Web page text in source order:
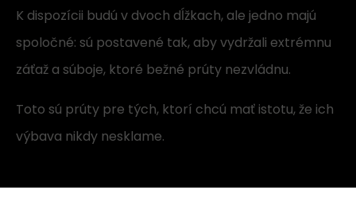
K dispozícii budú v dvoch dĺžkach, ale jedno majú
spoločné: sú postavené tak, aby vydržali extrémnu
záťaž a súboje, ktoré bežné prúty nezvládnu.
Toto sú prúty pre tých, ktorí chcú mať istotu, že ich
výbava nikdy nesklame.